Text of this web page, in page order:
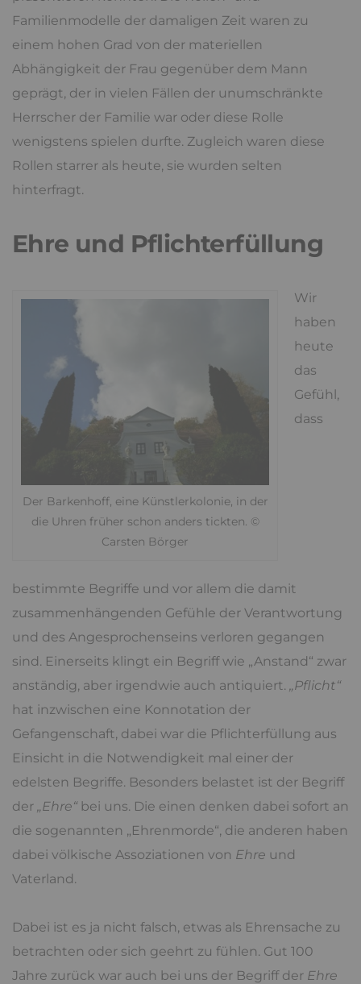
Familienmodelle der damaligen Zeit waren zu
einem hohen Grad von der materiellen
Abhängigkeit der Frau gegenüber dem Mann
geprägt, der in vielen Fällen der unumschränkte
Herrscher der Familie war oder diese Rolle
wenigstens spielen durfte. Zugleich waren diese
Rollen starrer als heute, sie wurden selten
hinterfragt.
Ehre und Pflichterfüllung
Der Barkenhoff, eine Künstlerkolonie, in der
die Uhren früher schon anders tickten. ©
Carsten Börger
Wir
haben
heute
das
Gefühl,
dass
bestimmte Begriffe und vor allem die damit
zusammenhängenden Gefühle der Verantwortung
und des Angesprochenseins verloren gegangen
sind. Einerseits klingt ein Begriff wie „Anstand“ zwar
anständig, aber irgendwie auch antiquiert. „Pflicht“
hat inzwischen eine Konnotation der
Gefangenschaft, dabei war die Pflichterfüllung aus
Einsicht in die Notwendigkeit mal einer der
edelsten Begriffe. Besonders belastet ist der Begriff
der „Ehre“bei uns. Die einen denken dabei sofort an
die sogenannten „Ehrenmorde“, die anderen haben
dabei völkische Assoziationen von Ehre und
Vaterland.
Dabei ist es ja nicht falsch, etwas als Ehrensache zu
betrachten oder sich geehrt zu fühlen. Gut 100
Jahre zurück war auch bei uns der Begriff der Ehre